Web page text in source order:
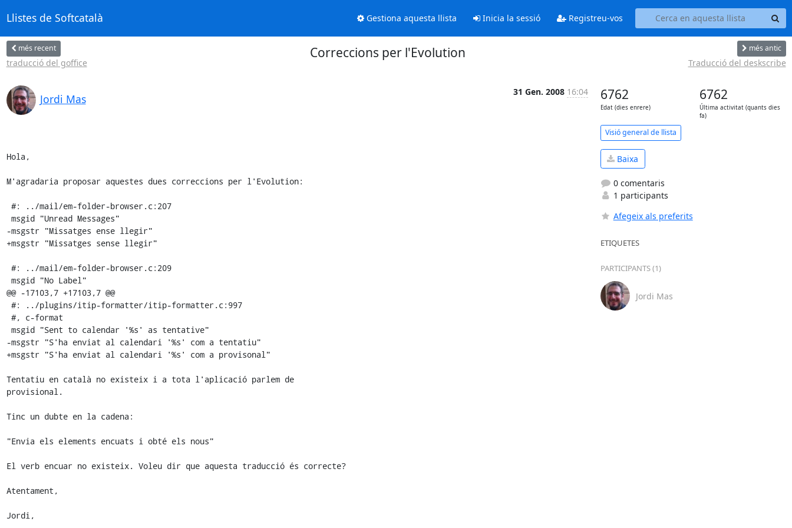
Llistes de Softcatalà Gestiona aquesta llista Inicia la sessió Registreu-vos
més recent
traducció del goffice
Correccions per l'Evolution més antic
Traducció del deskscribe
Jordi Mas
31 Gen. 2008 16:04
Hola,
M'agradaria proposar aquestes dues correccions per l'Evolution:
-msgstr "Missatges ense llegir"
+msgstr "Missatges sense llegir"
@@ -17103,7 +17103,7 @@
-msgstr "S'ha enviat al calendari '%s' com a tentatiu"
+msgstr "S'ha enviat al calendari '%s' com a provisonal"
Tentatiu en català no existeix i a tota l'aplicació parlem de
provisional.
Tinc un dubte en la cadena:
"Envia els elements encuats i obté els nous"
El verb encuar no existeix. Voleu dir que aquesta traducció és correcte?
Atentament,
Jordi,
6762
Edat (dies enrere)
6762
Última activitat (quants dies
fa)
Visió general de llista
Baixa
0 comentaris
1 participants
Afegeix als preferits
ETIQUETES
PARTICIPANTS (1)
Jordi Mas